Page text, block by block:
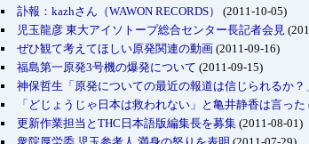
訃報：kazhさん（WAWON RECORDS）
(2011-10-05)
児玉龍彦 東大アイソトープ総合センター長記者会見
ぜひ観て考えてほしい原発関連の動画 (2011-09-16)
福島第一原発3号機の爆発について (2011-09-15)
神保哲生「原発についての最近の報道は信じられるか？
「どじょうじゃ日本は救われない」と亀井静香は言った
更新作業担当とTHC日本語版編集長を募集 (2011-08-01)